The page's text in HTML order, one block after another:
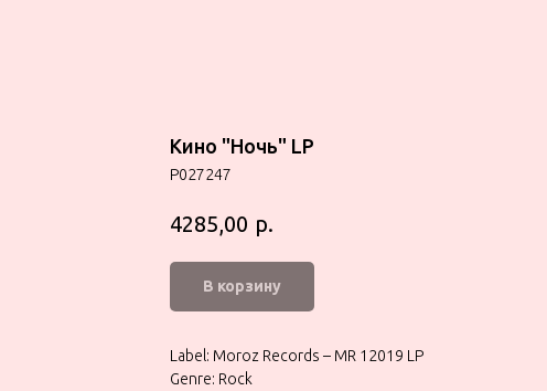
Кино "Ночь" LP
P027247
4285,00 р.
В корзину
Label: Moroz Records – MR 12019 LP
Genre: Rock